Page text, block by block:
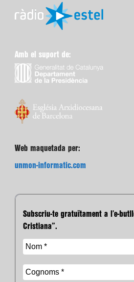
Amb el suport de:
Web maquetada per:
unmon-informatic.com
Subscriu-te gratuïtament a l’e-
Cristiana”.